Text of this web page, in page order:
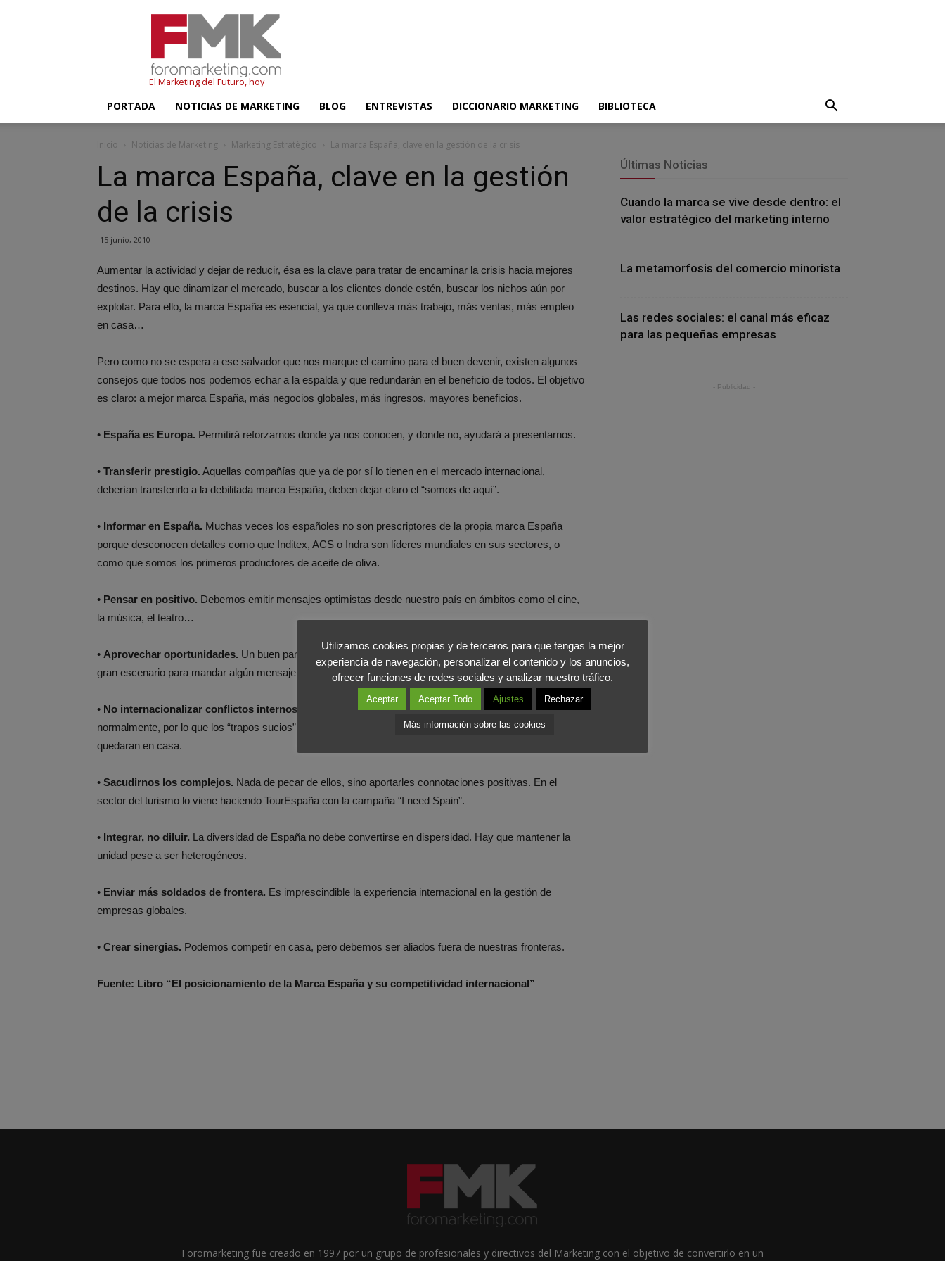
El Marketing del Futuro, hoy
PORTADA NOTICIAS DE MARKETING BLOG ENTREVISTAS DICCIONARIO MARKETING BIBLIOTECA
Inicio Noticias de Marketing Marketing Estratégico La marca España, clave en la gestión de la crisis
La marca España, clave en la gestión
de la crisis
15 junio, 2010
Aumentar la actividad y dejar de reducir, ésa es la clave para tratar de encaminar la crisis hacia mejores
destinos. Hay que dinamizar el mercado, buscar a los clientes donde estén, buscar los nichos aún por
explotar. Para ello, la marca España es esencial, ya que conlleva más trabajo, más ventas, más empleo
en casa…
Pero como no se espera a ese salvador que nos marque el camino para el buen devenir, existen algunos
consejos que todos nos podemos echar a la espalda y que redundarán en el beneficio de todos. El objetivo
es claro: a mejor marca España, más negocios globales, más ingresos, mayores beneficios.
• España es Europa. Permitirá reforzarnos donde ya nos conocen, y donde no, ayudará a presentarnos.
• Transferir prestigio. Aquellas compañías que ya de por sí lo tienen en el mercado internacional,
deberían transferirlo a la debilitada marca España, deben dejar claro el “somos de aquí”.
• Informar en España. Muchas veces los españoles no son prescriptores de la propia marca España
porque desconocen detalles como que Inditex, ACS o Indra son líderes mundiales en sus sectores, o
como que somos los primeros productores de aceite de oliva.
• Pensar en positivo. Debemos emitir mensajes optimistas desde nuestro país en ámbitos como el cine,
la música, el teatro…
• Aprovechar oportunidades. Un buen partido de fútbol que tenga mucha audiencia en el extranjero es un
gran escenario para mandar algún mensaje interesante…
• No internacionalizar conflictos internos.
Todo lo que sucede dentro de nuestras fronteras las traspasa
normalmente, por lo que los “trapos sucios” también se airean. Nuestra imagen sería más limpia si se
quedaran en casa.
• Sacudirnos los complejos. Nada de pecar de ellos, sino aportarles connotaciones positivas. En el
sector del turismo lo viene haciendo TourEspaña con la campaña “I need Spain”.
• Integrar, no diluir. La diversidad de España no debe convertirse en dispersidad. Hay que mantener la
unidad pese a ser heterogéneos.
• Enviar más soldados de frontera. Es imprescindible la experiencia internacional en la gestión de
empresas globales.
• Crear sinergias. Podemos competir en casa, pero debemos ser aliados fuera de nuestras fronteras.
Fuente: Libro “El posicionamiento de la Marca España y su competitividad internacional”
Últimas Noticias
Cuando la marca se vive desde dentro: el
valor estratégico del marketing interno
La metamorfosis del comercio minorista
Las redes sociales: el canal más eficaz
para las pequeñas empresas
- Publicidad -
Foromarketing fue creado en 1997 por un grupo de profesionales y directivos del Marketing con el objetivo de convertirlo en un
Utilizamos cookies propias y de terceros para que tengas la mejor
experiencia de navegación, personalizar el contenido y los anuncios,
ofrecer funciones de redes sociales y analizar nuestro tráfico.
Aceptar Aceptar Todo Ajustes Rechazar
Más información sobre las cookies